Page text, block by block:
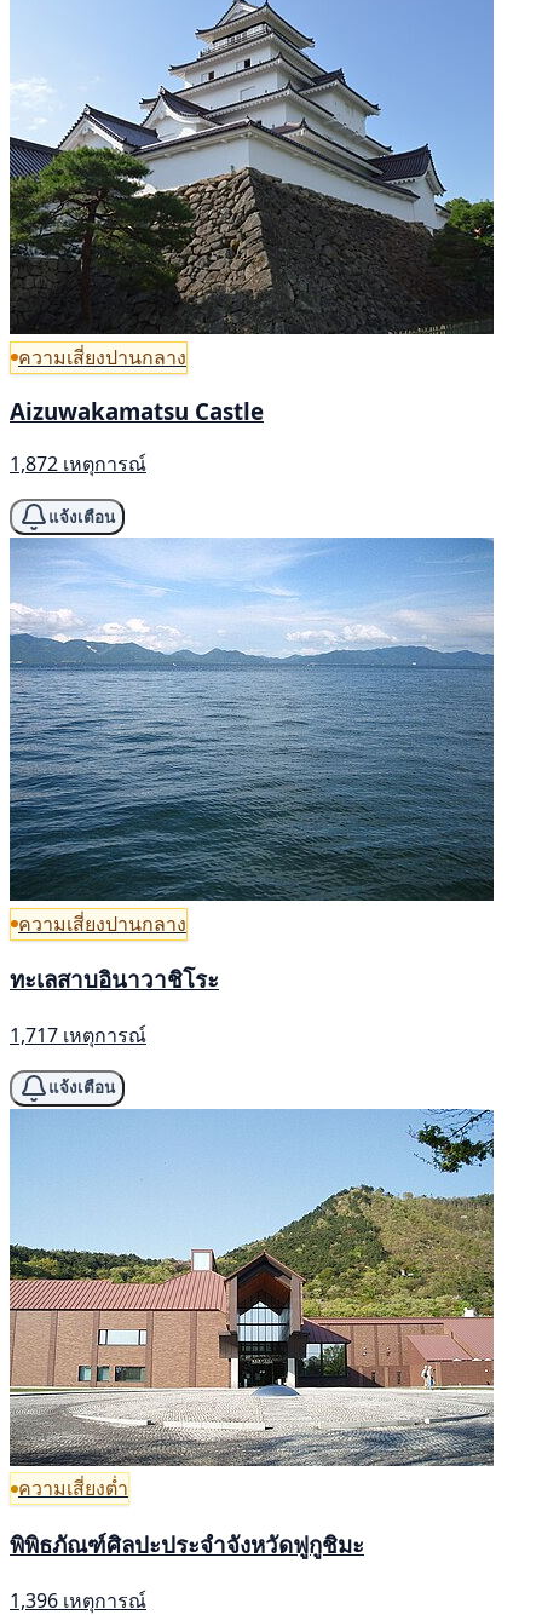
ความเสี่ยงปานกลาง
Aizuwakamatsu Castle
1,872 เหตุการณ์
แจ้งเตือน
ความเสี่ยงปานกลาง
ทะเลสาบอินาวาชิโระ
1,717 เหตุการณ์
แจ้งเตือน
ความเสี่ยงต่ำ
พิพิธภัณฑ์ศิลปะประจำจังหวัดฟูกูชิมะ
1,396 เหตุการณ์